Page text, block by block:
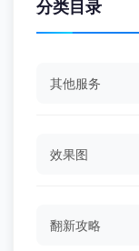
分类目录
其他服务
效果图
翻新攻略